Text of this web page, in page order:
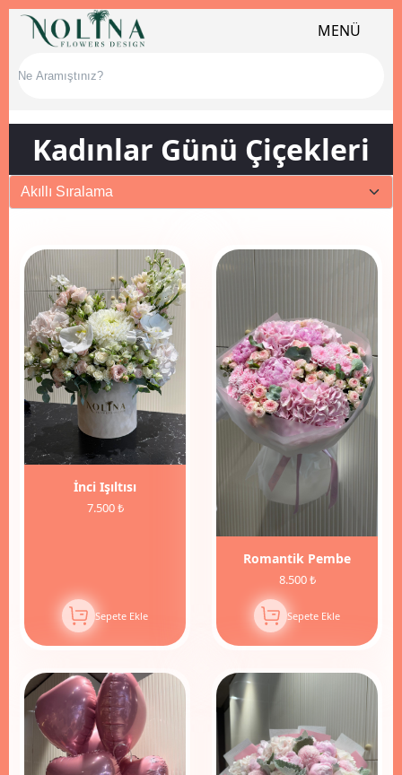
MENÜ
Kadınlar Günü Çiçekleri
İnci Işıltısı
7.500 ₺
Sepete Ekle
Romantik Pembe
8.500 ₺
Sepete Ekle